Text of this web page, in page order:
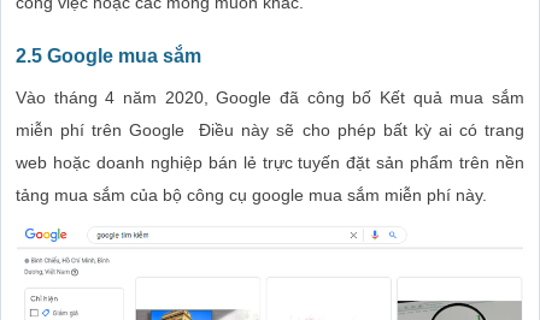
2.5 Google mua sắm
Vào tháng 4 năm 2020, Google đã công bố Kết quả mua sắm
miễn phí trên Google Điều này sẽ cho phép bất kỳ ai có trang
web hoặc doanh nghiệp bán lẻ trực tuyến đặt sản phẩm trên nền
tảng mua sắm của bộ công cụ google mua sắm miễn phí này.